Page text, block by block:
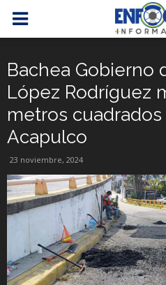
Bachea Gobierno
López Rodríguez
metros
Acapulco
23 noviembre, 2024